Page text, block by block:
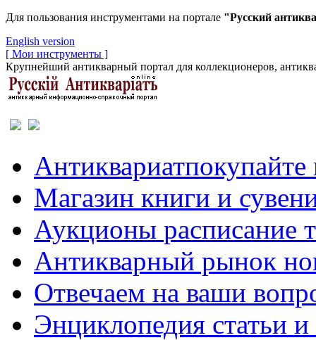
Для пользования инструментами на портале "Русский
English version
[ Мои инструменты ]
Крупнейший антикварный портал для коллекционеров,
Антиквариатпокупайте
Магазин книги и
Аукционы расписание
Антикварный рынок
Отвечаем на ваши
Энциклопедия статьи